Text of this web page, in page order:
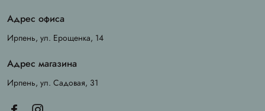
Адрес офиса
Ирпень, ул. Ерощенка, 14
Адрес магазина
Ирпень, ул. Садовая, 31